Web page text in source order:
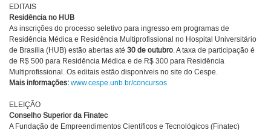
EDITAIS
Residência no HUB
As inscrições do processo seletivo para ingresso em programas de
Residência Médica e Residência Multiprofissional no Hospital Universitário
de Brasília (HUB) estão abertas até 30 de outubro. A taxa de participação é
de R$ 500 para Residência Médica e de R$ 300 para Residência
Multiprofissional. Os editais estão disponíveis no site do Cespe.
Mais informações: www.cespe.unb.br/concursos
ELEIÇÃO
Conselho Superior da Finatec
A Fundação de Empreendimentos Científicos e Tecnológicos (Finatec)